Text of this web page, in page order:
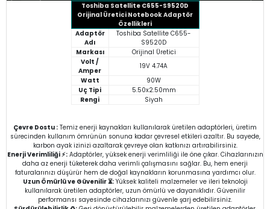
Toshiba Satellite C655-S9520D
Orijinal Üretici Notebook Adaptör
Özellikleri
Adaptör
Adı
Toshiba Satellite C655-
S9520D
Markası
Orijinal Üretici
Volt /
Amper
19V 4.74A
Watt
90W
Uç Tipi
5.50x2.50mm
Rengi
Siyah
Çevre Dostu : Temiz enerji kaynakları kullanılarak üretilen adaptörleri, üretim
sürecinden kullanım ömrünün sonuna kadar çevresel etkileri azaltır. Bu sayede,
karbon ayak izinizi azaltarak çevreye olan katkınızı artırabilirsiniz.
Enerji Verimliliği ⚡:Adaptörler, yüksek enerji verimliliği ile öne çıkar. Cihazlarınızın
daha az enerji tüketerek daha verimli çalışmasını sağlar. Bu, hem enerji
faturalarınızı düşürür hem de doğal kaynakların korunmasına yardımcı olur.
Uzun Ömürlü ve Güvenilir ⏳:Yüksek kaliteli malzemeler ve ileri teknoloji
kullanılarak üretilen adaptörler, uzun ömürlü ve dayanıklıdır. Güvenilir
performansı sayesinde cihazlarınızı güvenle şarj edebilirsiniz.